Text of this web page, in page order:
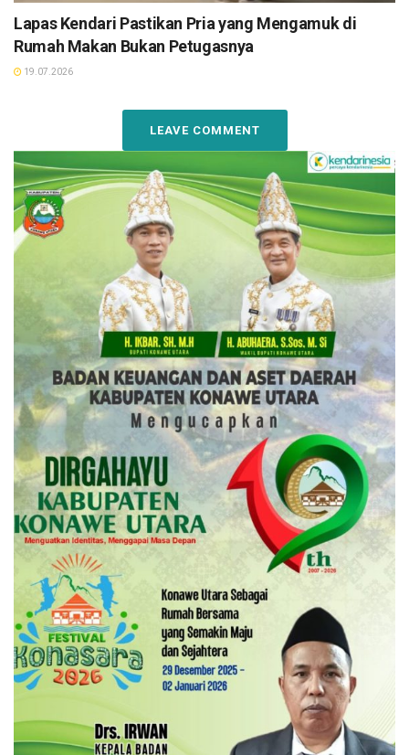
Lapas Kendari Pastikan Pria yang Mengamuk di
Rumah Makan Bukan Petugasnya
19.07.2026
LEAVE COMMENT